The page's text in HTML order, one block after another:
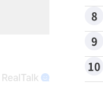
8
9
10